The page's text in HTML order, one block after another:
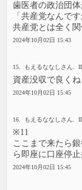
歯医者の政治団
「共産党なんで
共産党とは全く関
2024年10月02日 15:43
15. もえるななしさん.
資産没収で良くね
2024年10月02日 15:45
16. もえるななしさん.
※11
ここまで来たら
ら即座に口座停止
2024年10月02日 15:45